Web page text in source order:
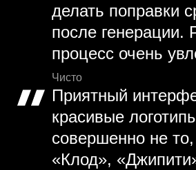
делать поправки
после генерации.
процесс очень
Чисто
Приятный
красивые
совершенно не то,
«Клод»,